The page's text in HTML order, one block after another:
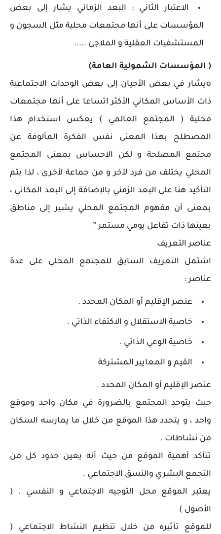
الاعتبار الثاني : البعد الزماني يشار إلى بعض
المؤسسات على أنها مجتمعات محلية مثل السجون و
المستشفيات العقلية و الملاجئ .....
( المؤسسات الشمولية العامة)
oيشار في بعض الأحيان إلى بعض الوحدات الاجتماعية
ذات الأساس المكاني الأكثر اتساعا على أنها مجتمعات
محلية ( المجتمع العالمي ) يعكس استخدام هذا
المصطلح بهذا المعنى نفس الفكرة المألوفة عن
مجتمع المصلحة و لكن الاحساس بمعنى المجتمع
المحلي يختلف من فرد لآخر و من جماعة لأخرى ، لذا يتم
التأكيد هنا على البعد الزمني بالإضافة إلى البعد المكاني ،
بمعنى أن مفهوم المجتمع المحلي يشير إلى مناطق
بعينها ذات تفاعل يومي مستمر ”
عناصر التعريف
اشتمل التعريف السابق للمجتمع المحلي على عدة
عناصر :
عنصر الإقليم أو المكان المحدد .
خاصية الاستقلال و الاكتفاء الذاتي .
خاصية الوعي الذاتي .
القيم و المعايير المشتركة
عنصر الإقليم أو المكان المحدد .
حيث يتوحد المجتمع بالضرورة في مكان واحد وموقع
واحد ، و يتحدد هذا الموقع من خلال ما يمارسه السكان
من نشاطات .
تتأكد أهمية الموقع من حيث أنه يعين حدود كل من
التجمع البشري والنسق الاجتماعي .
يعتبر الموقع محل التوجيه الاجتماعي و النفسي . (
الأصول )
للموقع تأثيره من خلال تنظيم النشاط الاجتماعي (